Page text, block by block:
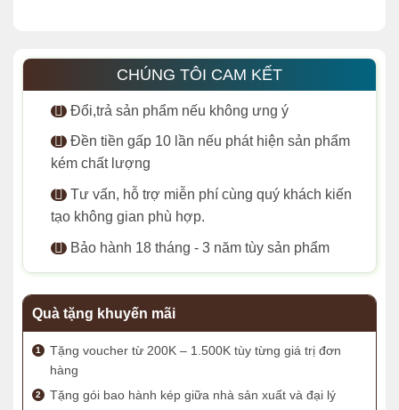
CHÚNG TÔI CAM KẾT
Đổi,trả sản phẩm nếu không ưng ý
Đền tiền gấp 10 lần nếu phát hiện sản phẩm
kém chất lượng
Tư vấn, hỗ trợ miễn phí cùng quý khách kiến
tạo không gian phù hợp.
Bảo hành 18 tháng - 3 năm tùy sản phẩm
Quà tặng khuyến mãi
Tặng voucher từ 200K – 1.500K tùy từng giá trị đơn
hàng
Tặng gói bao hành kép giữa nhà sản xuất và đại lý